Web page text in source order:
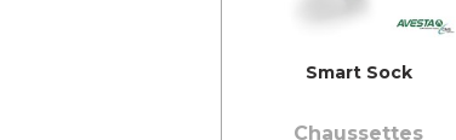
Smart Sock
Chaussettes